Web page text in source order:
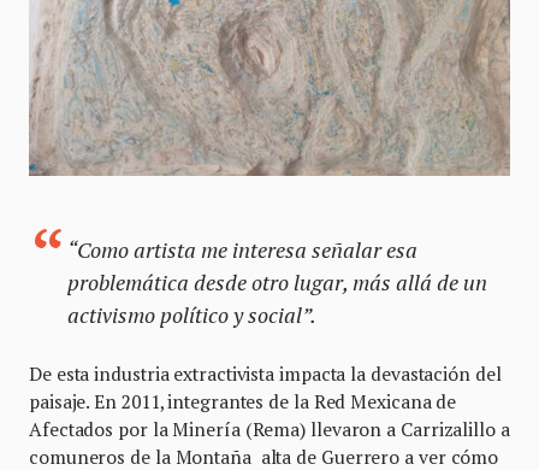
“Como artista me interesa señalar esa
problemática desde otro lugar, más allá de un
activismo político y social”.
De esta industria extractivista impacta la devastación del
paisaje. En 2011, integrantes de la Red Mexicana de
Afectados por la Minería (Rema) llevaron a Carrizalillo a
comuneros de la Montaña alta de Guerrero a ver cómo